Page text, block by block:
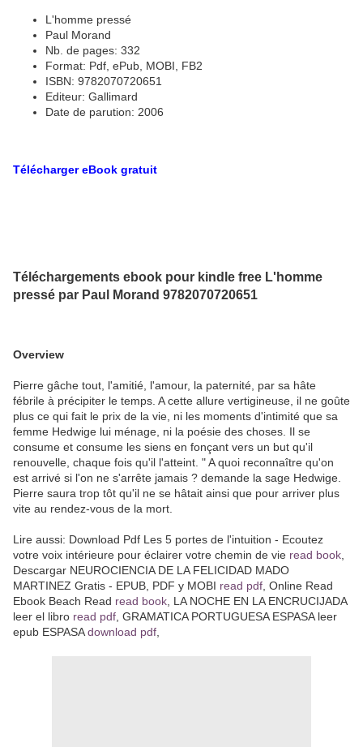
L'homme pressé
Paul Morand
Nb. de pages: 332
Format: Pdf, ePub, MOBI, FB2
ISBN: 9782070720651
Editeur: Gallimard
Date de parution: 2006
Télécharger eBook gratuit
Téléchargements ebook pour kindle free L'homme
pressé par Paul Morand 9782070720651
Overview
Pierre gâche tout, l'amitié, l'amour, la paternité, par sa hâte
fébrile à précipiter le temps. A cette allure vertigineuse, il ne goûte
plus ce qui fait le prix de la vie, ni les moments d'intimité que sa
femme Hedwige lui ménage, ni la poésie des choses. Il se
consume et consume les siens en fonçant vers un but qu'il
renouvelle, chaque fois qu'il l'atteint. " A quoi reconnaître qu'on
est arrivé si l'on ne s'arrête jamais ? demande la sage Hedwige.
Pierre saura trop tôt qu'il ne se hâtait ainsi que pour arriver plus
vite au rendez-vous de la mort.
Lire aussi: Download Pdf Les 5 portes de l'intuition - Ecoutez
votre voix intérieure pour éclairer votre chemin de vie read book
Descargar NEUROCIENCIA DE LA FELICIDAD MADO
MARTINEZ Gratis - EPUB, PDF y MOBI read pdf , Online Read
Ebook Beach Read read book , LA NOCHE EN LA ENCRUCIJADA
leer el libro read pdf , GRAMATICA PORTUGUESA ESPASA leer
epub ESPASAdownload pdf